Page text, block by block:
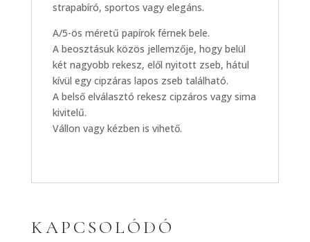
strapabíró, sportos vagy elegáns.
A/5-ös méretű papírok férnek bele.
A beosztásuk közös jellemzője, hogy belül
két nagyobb rekesz, elől nyitott zseb, hátul
kívül egy cipzáras lapos zseb található.
A belső elválasztó rekesz cipzáros vagy sima
kivitelű.
Vállon vagy kézben is vihető.
KAPCSOLÓDÓ